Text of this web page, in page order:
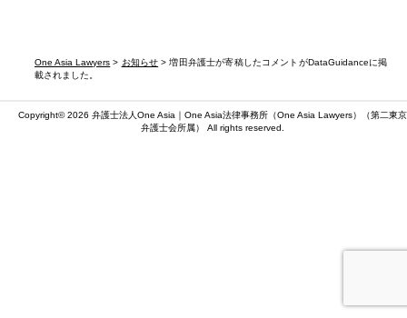
One Asia Lawyers > お知らせ > 増田弁護士が寄稿したコメントがDataGuidanceに掲
載されました。
Copyright© 2026 弁護士法人One Asia｜One Asia法律事務所（One Asia Lawyers）（第二東京
弁護士会所属） All rights reserved.